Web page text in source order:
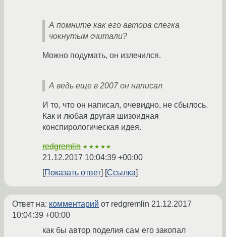
А помните как его автора слегка
чокнутым считали?
Можно подумать, он излечился.
А ведь еще в 2007 он написал
И то, что он написал, очевидно, не сбылось.
Как и любая другая шизоидная
конспирологическая идея.
redgremlin ★★★★★
21.12.2017 10:04:39 +00:00
Показать ответ
Ссылка
Ответ на: комментарий от redgremlin 21.12.2017
10:04:39 +00:00
как бы автор поделия сам его закопал